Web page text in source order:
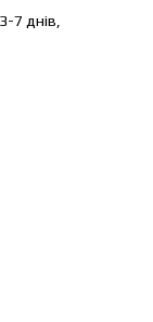
7 днів,